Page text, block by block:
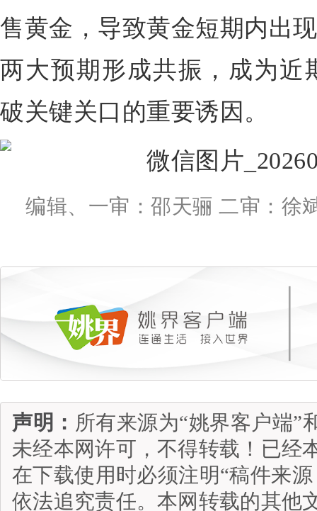
售黄金，导致黄金短期内出
两大预期形成共振，成为近
破关键关口的重要诱因。
编辑、一审：邵天骊 二审：徐
声明： 所有来源为“姚界客户端”
未经本网许可，不得转载！已经
在下载使用时必须注明“稿件来
依法追究责任。本网转载的其他